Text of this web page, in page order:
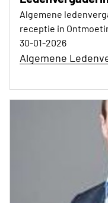
Algemene
receptie in
30-01-2026
Algemene